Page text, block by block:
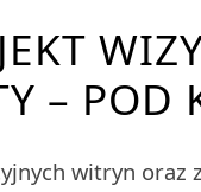
– POD
witryn oraz